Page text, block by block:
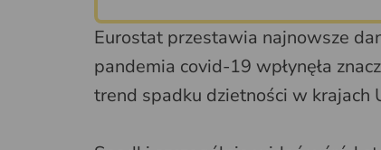
Eurostat przestawia najnowsze
pandemia covid-19 wpłynęła
trend spadku dzietności w krajach